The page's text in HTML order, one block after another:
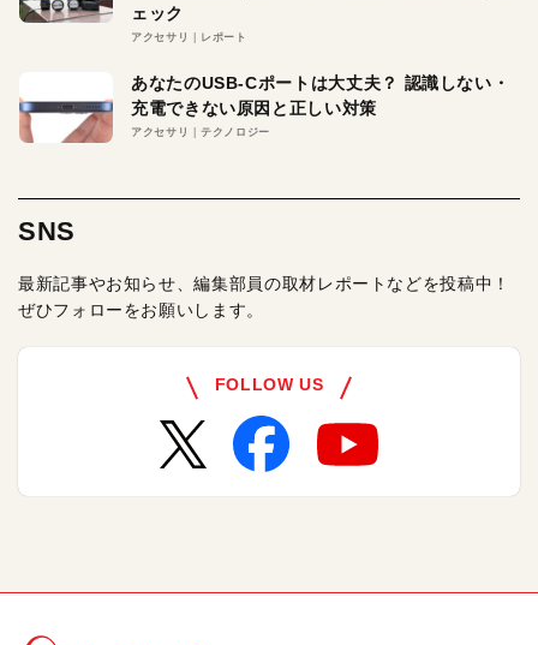
ェック
アクセサリ レポート
あなたのUSB-Cポートは大丈夫？ 認識しない・
充電できない原因と正しい対策
アクセサリ テクノロジー
SNS
最新記事やお知らせ、編集部員の取材レポートなどを投稿中！
ぜひフォローをお願いします。
FOLLOW US